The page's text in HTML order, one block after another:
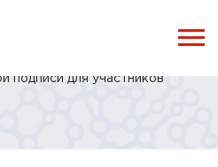
подписи для участников